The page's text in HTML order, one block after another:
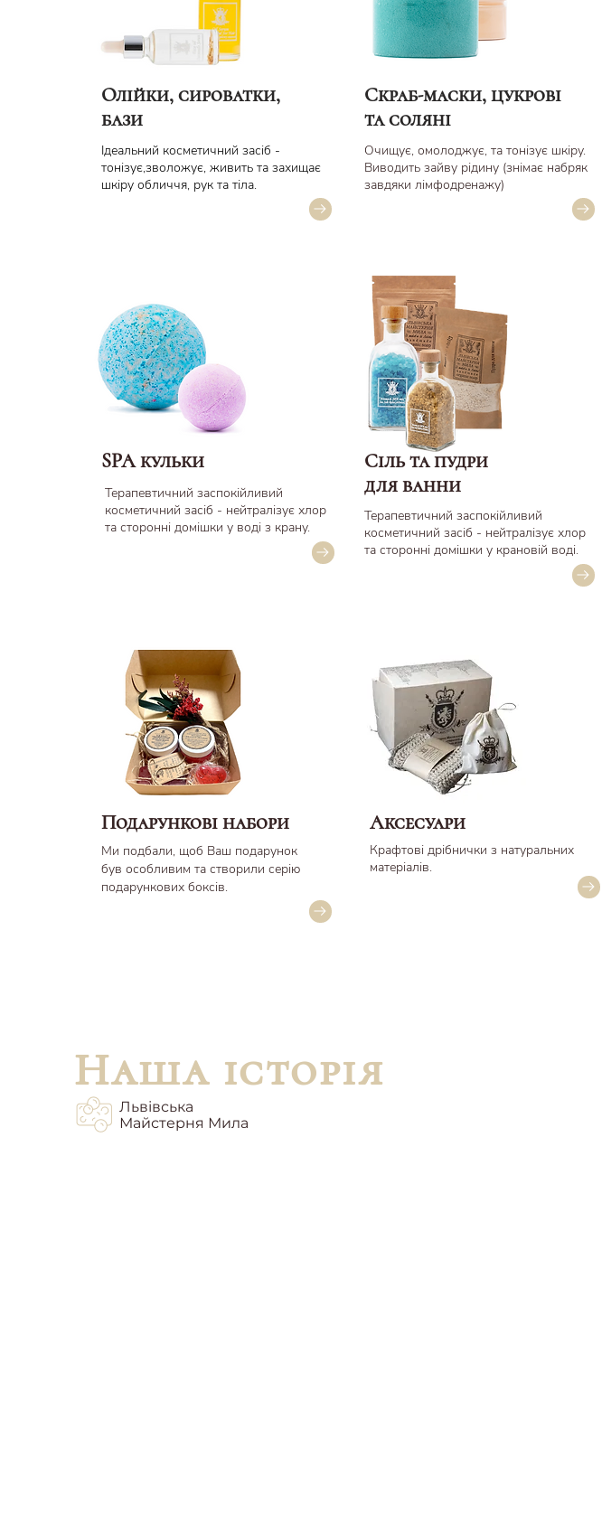
Олійки, сироватки,
бази
Ідеальний косметичний засіб -
тонізує,зволожує, живить та захищає
шкіру обличчя, рук та тіла.
Скраб-маски, цукрові
та соляні
Очищує, омолоджує, та тонізує шкіру.
Виводить зайву рідину (знімає набряк
завдяки лімфодренажу)
SPA кульки
Терапевтичний заспокійливий
косметичний засіб - нейтралізує хлор
та сторонні домішки у воді з крану.
Сіль та пудри
для ванни
Терапевтичний заспокійливий
косметичний засіб - нейтралізує хлор
та сторонні домішки у крановій воді.
Подарункові набори
Ми подбали, щоб Ваш подарунок
був особливим та створили серію
подарункових боксів.
Аксесуари
Крафтові дрібнички з натуральних
матеріалів.
Наша історія
Львівська
Майстерня Мила